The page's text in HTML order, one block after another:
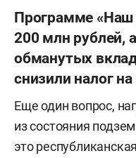
Программе «Наш
200 млн рублей,
обманутых
снизили налог
Еще один вопрос,
из состояния
это